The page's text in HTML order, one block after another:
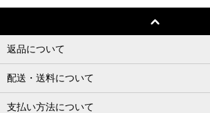
返品について
配送・送料について
支払い方法について